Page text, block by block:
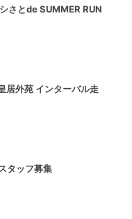
さとde SUMMER RUN
外苑 インターバル走
タッフ募集